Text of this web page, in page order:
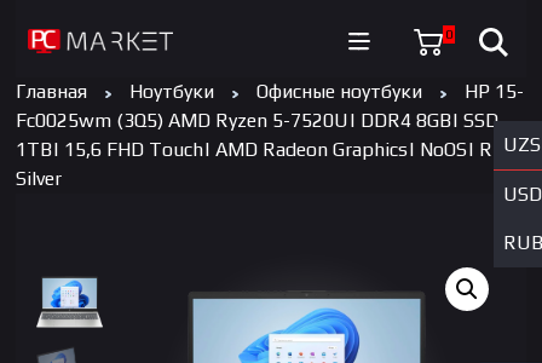
0
UZS
USD
RUB
Главная Ноутбуки Офисные ноутбуки
HP 15-
Fc0025wm (3Q5) AMD Ryzen 5-7520U| DDR4 8GB| SSD
1TB| 15,6 FHD Touch| AMD Radeon Graphics| NoOS| RU|
Silver